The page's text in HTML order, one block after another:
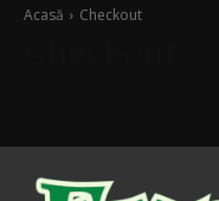
Acasă Checkout